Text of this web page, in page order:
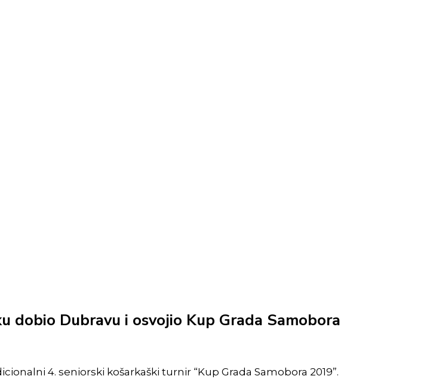
dobio Dubravu i osvojio Kup Grada Samobora
4. seniorski košarkaški turnir “Kup Grada Samobora 2019”.